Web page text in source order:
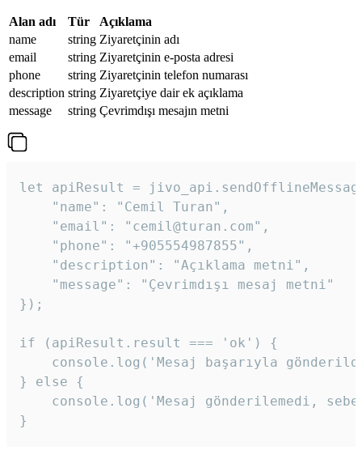
Alan adı Tür
Açıklama
name
string Ziyaretçinin adı
email
string Ziyaretçinin e-posta adresi
phone
string Ziyaretçinin telefon numarası
description string Ziyaretçiye dair ek açıklama
message
string Çevrimdışı mesajın metni
let apiResult =
    "name": "Cemil Turan",
    "email": "cemil@turan.com",
    "phone": "+905554987855",
    "description": "Açıklama metni",
    "message": "Çevrimdışı mesaj metni"
});
if (apiResult.result === 'ok') {
console.log('Mesaj başarıyla
} else {
console.log('Mesaj gönderilemedi,
}